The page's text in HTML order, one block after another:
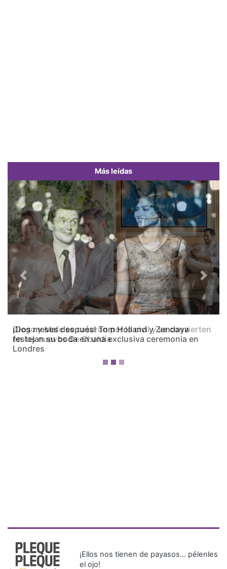
Más leídas
Diego y Mafe se casaron por lo civil y se convierten
en los nuevos De Obaldía
Previous Next
el ojo!